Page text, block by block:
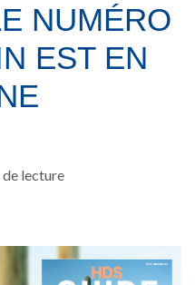
NUMÉRO
EST EN
de lecture